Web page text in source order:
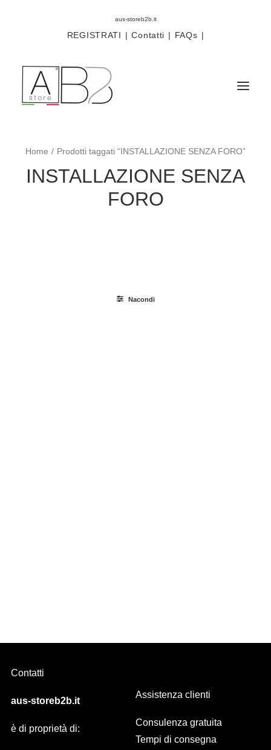
aus-storeb2b.it
REGISTRATI | Contatti | FAQs |
Sistemi
Componenti
Home Prodotti taggati “INSTALLAZIONE SENZA FORO”
INSTALLAZIONE SENZA
FORO
Nacondi
Contatti
aus-storeb2b.it
è di proprietà di:
Assistenza clienti
Consulenza gratuita
Tempi di consegna